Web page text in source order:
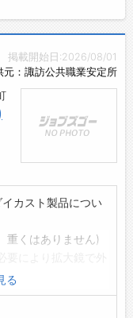
掲載開始日:2026/08/01
元：諏訪公共職業安定所
カスト製品につい
重くはありません)
れば取ります)
る